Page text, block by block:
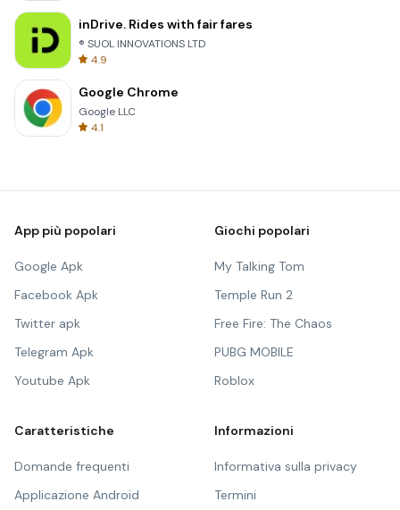
inDrive. Rides with fair fares
® SUOL INNOVATIONS LTD
4.9
Google Chrome
Google LLC
4.1
App più popolari
Google Apk
Facebook Apk
Twitter apk
Telegram Apk
Youtube Apk
Giochi popolari
My Talking Tom
Temple Run 2
Free Fire: The Chaos
PUBG MOBILE
Roblox
Caratteristiche
Domande frequenti
Applicazione Android
Informazioni
Informativa sulla privacy
Termini